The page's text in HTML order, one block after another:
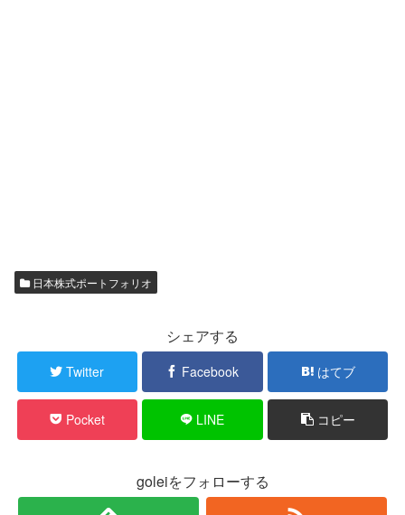
日本株式ポートフォリオ
シェアする
Twitter Facebook はてブ
Pocket LINE コピー
goleiをフォローする